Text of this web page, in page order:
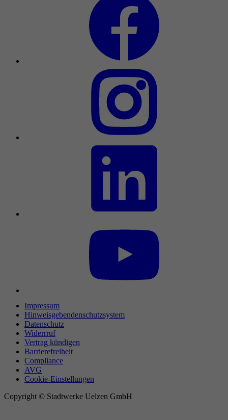
Impressum
Hinweisgebendenschutzsystem
Datenschutz
Widerrruf
Vertrag kündigen
Barrierefreiheit
Compliance
AVG
Cookie-Einstellungen
Copyright © Stadtwerke Uelzen GmbH